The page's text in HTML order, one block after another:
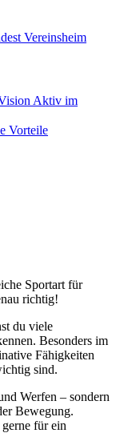
Vereinsheim
Aktiv im
Vorteile
Sportart für
richtig!
du viele
Besonders im
Fähigkeiten
sind.
Werfen – sondern
Bewegung.
für ein